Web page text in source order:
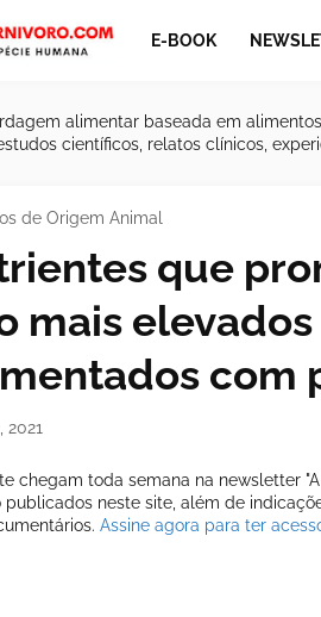
E-BOOK
alimentar baseada em
científicos, relatos clínicos,
de Origem Animal
que
mais
com
2021
chegam toda semana na newsletter
neste site, além de
Assine agora para ter